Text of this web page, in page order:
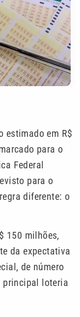
estimado em R$
para o
Federal
para o
diferente: o
150 milhões,
da expectativa
de número
principal loteria